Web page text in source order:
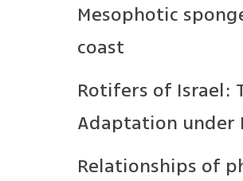
Mesophotic
coast
Rotifers of Israel:
Adaptation under
Relationships of